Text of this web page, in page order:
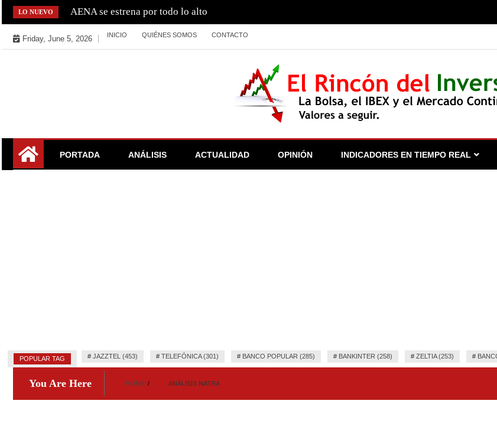
Skip
to
content
LO NUEVO AENA se estrena por todo lo alto
Friday, June 5, 2026 INICIO QUIÉNES SOMOS CONTACTO
El Rincón del Inversor
PORTADA ANÁLISIS ACTUALIDAD OPINIÓN INDICADORES EN TIEMPO REAL
POPULAR TAG # JAZZTEL (453) # TELEFÓNICA (301) # BANCO POPULAR (285) # BANKINTER (258) # ZELTIA (253) #
You Are Here HOME ANÁLISIS NATRA